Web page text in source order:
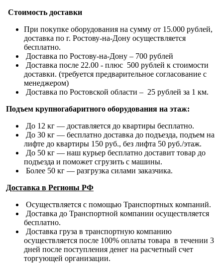
Стоимость доставки
При покупке оборудования на сумму от 15.000 рублей,
доставка по г. Ростову-на-Дону осуществляется
бесплатно.
Доставка по Ростову-на-Дону – 700 рублей
Доставка после 22.00 - плюс 500 рублей к стоимости
доставки. (требуется предварительное согласование с
менеджером)
Доставка по Ростовской области – 25 рублей за 1 км.
Подъем крупногабаритного оборудования на этаж:
До 12 кг — доставляется до квартиры бесплатно.
До 30 кг — бесплатно доставка до подъезда, подъем на
лифте до квартиры 150 руб., без лифта 50 руб./этаж.
До 50 кг — наш курьер бесплатно доставит товар до
подъезда и поможет сгрузить с машины.
Более 50 кг — разгрузка силами заказчика.
Доставка в Регионы РФ
Осуществляется с помощью Транспортных компаний.
Доставка до Транспортной компании осуществляется
бесплатно.
Доставка груза в транспортную компанию
осуществляется после 100% оплаты товара в течении 3
дней после поступления денег на расчетный счет
торгующей организации.